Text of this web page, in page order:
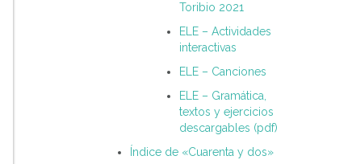
Toribio 2021
ELE – Actividades
interactivas
ELE – Canciones
ELE – Gramática,
textos y ejercicios
descargables (pdf)
Índice de «Cuarenta y dos»